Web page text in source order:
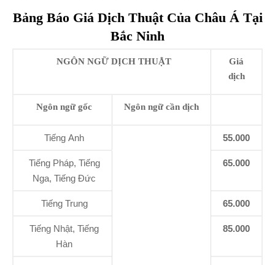
Bảng Báo Giá Dịch Thuật Của Châu Á Tại
Bắc Ninh
NGÔN NGỮ DỊCH THUẬT
Giá
dịch
Ngôn ngữ gốc Ngôn ngữ cần dịch
Tiếng Anh 55.000
Tiếng Pháp, Tiếng
Nga, Tiếng Đức
65.000
Tiếng Trung 65.000
Tiếng Nhật, Tiếng
Hàn
85.000